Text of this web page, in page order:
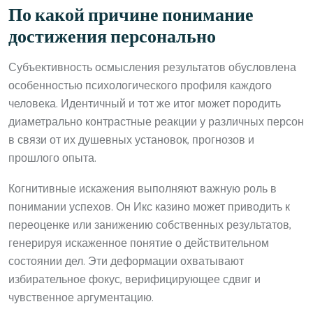
По какой причине понимание
достижения персонально
Субъективность осмысления результатов обусловлена
особенностью психологического профиля каждого
человека. Идентичный и тот же итог может породить
диаметрально контрастные реакции у различных персон
в связи от их душевных установок, прогнозов и
прошлого опыта.
Когнитивные искажения выполняют важную роль в
понимании успехов. Он Икс казино может приводить к
переоценке или занижению собственных результатов,
генерируя искаженное понятие о действительном
состоянии дел. Эти деформации охватывают
избирательное фокус, верифицирующее сдвиг и
чувственное аргументацию.